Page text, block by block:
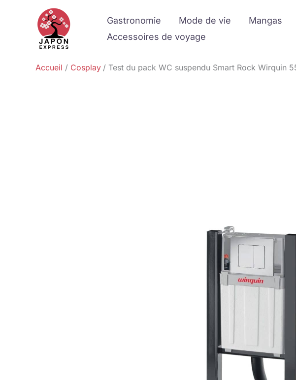
Gastronomie Mode de vie Mangas
Accessoires de voyage
Accueil Cosplay Test du pack WC suspendu Smart Rock Wirquin